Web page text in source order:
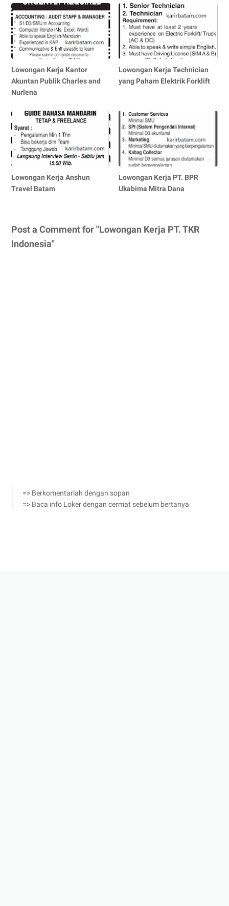
Lowongan Kerja Kantor
Akuntan Publik Charles and
Nurlena
Lowongan Kerja Technician
yang Paham Elektrik Forklift
Lowongan Kerja Anshun
Travel Batam
Lowongan Kerja PT. BPR
Ukabima Mitra Dana
Post a Comment for "Lowongan Kerja PT. TKR
Indonesia"
=> Berkomentarlah dengan sopan
=> Baca info Loker dengan cermat sebelum bertanya